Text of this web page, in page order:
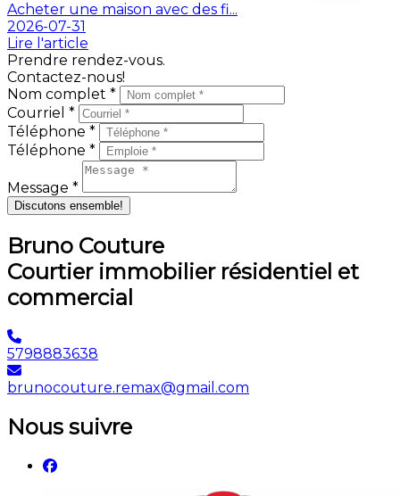
Acheter une maison avec des fi...
2026-07-31
Lire l'article
Prendre rendez-vous.
Contactez-nous!
Nom complet *
Courriel *
Téléphone *
Téléphone *
Message *
Discutons ensemble!
Bruno Couture
Courtier immobilier résidentiel et
commercial
5798883638
brunocouture.remax@gmail.com
Nous suivre